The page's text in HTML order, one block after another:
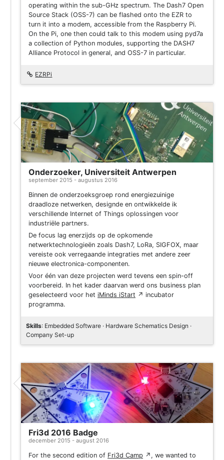
operating within the sub-GHz spectrum. The Dash7 Open
Source Stack (OSS-7) can be flashed onto the EZR to
turn it into a modem, accessible from the Raspberry Pi.
On the Pi, one then could talk to this modem using pyd7a
a collection of Python modules, supporting the DASH7
Alliance Protocol in general, and OSS-7 in particular.
EZRPi
Onderzoeker, Universiteit Antwerpen
september 2015 - augustus 2016
Binnen de onderzoeksgroep rond energiezuinige
draadloze netwerken, designde en ontwikkelde ik
verschillende Internet of Things oplossingen voor
industriële partners.
De focus lag enerzijds op de opkomende
netwerktechnologieën zoals Dash7, LoRa, SIGFOX, maar
vereiste ook verregaande integraties met andere zeer
nieuwe electronica-componenten.
Voor één van deze projecten werd tevens een spin-off
voorbereid. In het kader daarvan werd ons business plan
geselecteerd voor het iMinds iStart ↗ incubator
programma.
Skills: Embedded Software · Hardware Schematics Design ·
Company Set-up
Project
Fri3d 2016 Badge
december 2015 - august 2016
For the second edition of Fri3d Camp ↗ , we wanted to